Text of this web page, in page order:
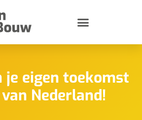
je eigen toekomst
Nederland!